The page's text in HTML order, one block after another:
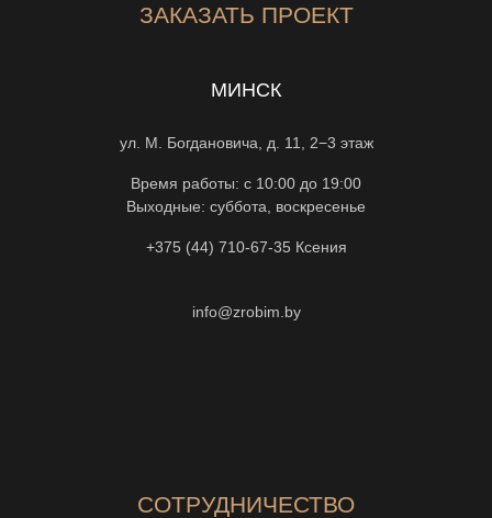
ЗАКАЗАТЬ ПРОЕКТ
МИНСК
ул. М. Богдановича, д. 11, 2−3 этаж
Время работы: с 10:00 до 19:00
Выходные: суббота, воскресенье
+375 (44) 710-67-35 Ксения
info@zrobim.by
СОТРУДНИЧЕСТВО